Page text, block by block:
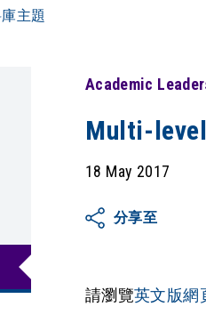
主題
Academic
Multi-
18 May 2017
分享至
請瀏覽英文版網